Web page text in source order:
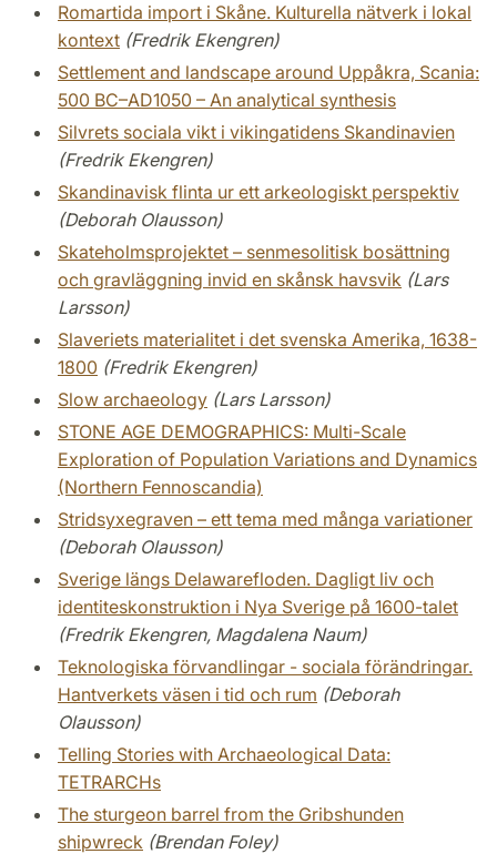
Romartida import i Skåne. Kulturella nätverk i lokal
kontext (Fredrik Ekengren)
Settlement and landscape around Uppåkra, Scania:
500 BC–AD1050 – An analytical synthesis
Silvrets sociala vikt i vikingatidens Skandinavien
(Fredrik Ekengren)
Skandinavisk flinta ur ett arkeologiskt perspektiv
(Deborah Olausson)
Skateholmsprojektet – senmesolitisk bosättning
och gravläggning invid en skånsk havsvik (Lars
Larsson)
Slaveriets materialitet i det svenska Amerika, 1638-
1800 (Fredrik Ekengren)
Slow archaeology (Lars Larsson)
STONE AGE DEMOGRAPHICS: Multi-Scale
Exploration of Population Variations and Dynamics
(Northern Fennoscandia)
Stridsyxegraven – ett tema med många variationer
(Deborah Olausson)
Sverige längs Delawarefloden. Dagligt liv och
identiteskonstruktion i Nya Sverige på 1600-talet
(Fredrik Ekengren, Magdalena Naum)
Teknologiska förvandlingar - sociala förändringar.
Hantverkets väsen i tid och rum (Deborah
Olausson)
Telling Stories with Archaeological Data:
TETRARCHs
The sturgeon barrel from the Gribshunden
shipwreck (Brendan Foley)